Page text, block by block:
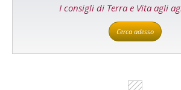
I consigli di Terra e Vita agli
Cerca adesso